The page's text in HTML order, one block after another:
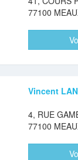
77100
Vincent
4, RUE
77100